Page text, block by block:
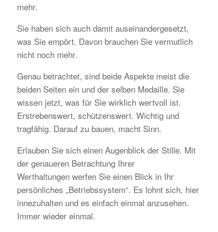
mehr.
Sie haben sich auch damit auseinandergesetzt,
was Sie empört. Davon brauchen Sie vermutlich
nicht noch mehr.
Genau betrachtet, sind beide Aspekte meist die
beiden Seiten ein und der selben Medaille. Sie
wissen jetzt, was für Sie wirklich wertvoll ist.
Erstrebenswert, schützenswert. Wichtig und
tragfähig. Darauf zu bauen, macht Sinn.
Erlauben Sie sich einen Augenblick der Stille. Mit
der genaueren Betrachtung Ihrer
Werthaltungen werfen Sie einen Blick in Ihr
persönliches „Betriebssystem“. Es lohnt sich, hier
innezuhalten und es einfach einmal anzusehen.
Immer wieder einmal.